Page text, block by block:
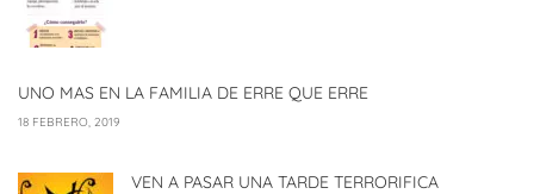
UNO MAS EN LA FAMILIA DE ERRE QUE ERRE
18 FEBRERO, 2019
VEN A PASAR UNA TARDE TERRORIFICA